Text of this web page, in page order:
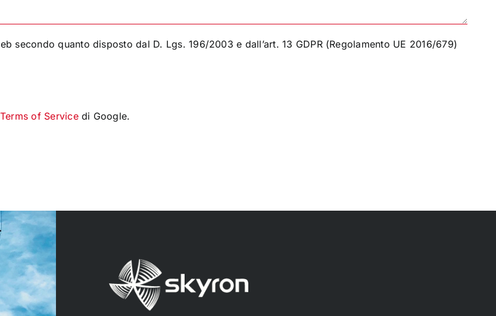
secondo quanto disposto dal D. Lgs. 196/2003 e dall’art. 13 GDPR (Regolamento UE 2016/679)
Terms of Servicedi Google.